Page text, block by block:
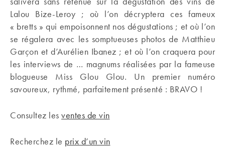
Lalou Bize-Leroy ; où l’on décryptera ces fameux
« bretts » qui empoisonnent nos dégustations ; et où l’on
se régalera avec les somptueuses photos de Matthieu
Garçon et d’Aurélien Ibanez ; et où l’on craquera pour
les interviews de … magnums réalisées par la fameuse
blogueuse Miss Glou Glou. Un premier numéro
savoureux, rythmé, parfaitement présenté : BRAVO !
Consultez les ventes de vin
Recherchez le prix d’un vin